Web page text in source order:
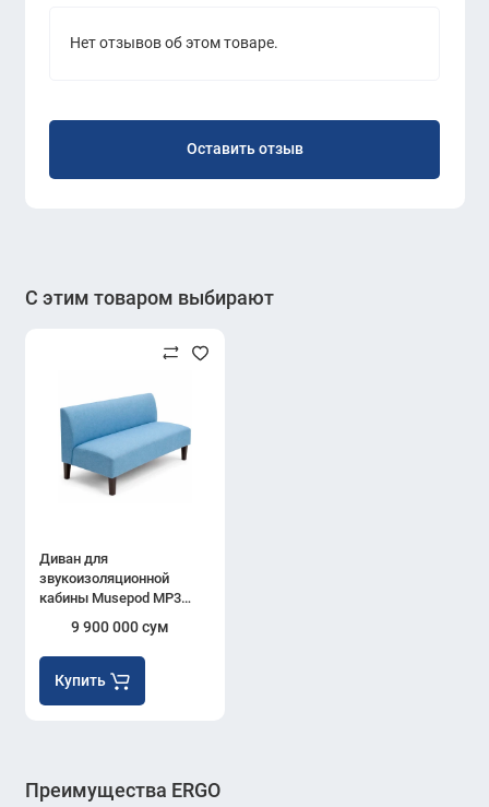
офисе — безопасно, удобно и стильно.
Нет отзывов об этом товаре.
Оставить отзыв
С этим товаром выбирают
Диван для
звукоизоляционной
кабины Musepod MP3
(Blue)
9 900 000 сум
Купить
Преимущества ERGO